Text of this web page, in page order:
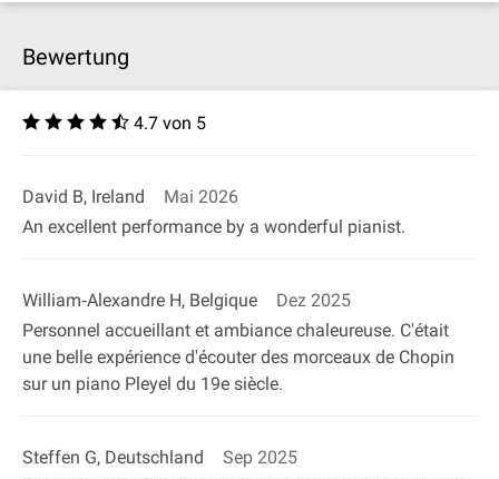
Bewertung
4.7 von 5
David B, Ireland
Mai 2026
An excellent performance by a wonderful pianist.
William‐Alexandre H, Belgique
Dez 2025
Personnel accueillant et ambiance chaleureuse. C'était
une belle expérience d'écouter des morceaux de Chopin
sur un piano Pleyel du 19e siècle.
Steffen G, Deutschland
Sep 2025